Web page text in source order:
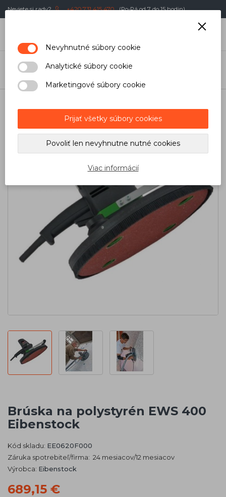
Neviete si rady? +420 731 415 470 (Po-Pá od 7 do 15 hodin)
Úvod / Sádrokartónové dosky Rezanie a brúsenie
sadrokartónové dosky / žirafy / Brusky / Brúska na polystyrén EWS
400 Eibenstock
Brúska na polystyrén EWS 400
Eibenstock
Kód skladu: EE0620F000
Záruka spotrebiteľ/firma: 24 mesiacov/12 mesiacov
Výrobca: Eibenstock
689,15 €
Nevyhnutné súbory cookie
Analytické súbory cookie
Marketingové súbory cookie
Prijať všetky súbory cookies
Povoliť len nevyhnutne nutné cookies
Viac informácií